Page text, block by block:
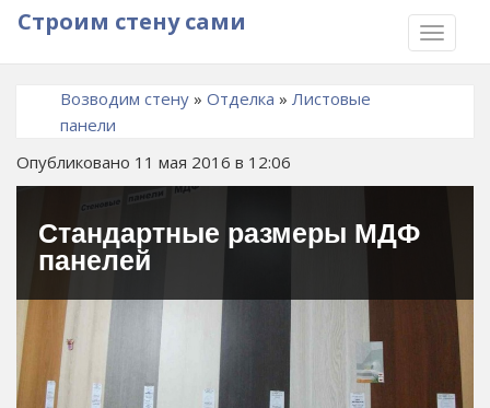
TOGGLE
Строим стену сами
Возводим стену » Отделка » Листовые
панели
Опубликовано 11 мая 2016 в 12:06
Стандартные размеры МДФ
панелей